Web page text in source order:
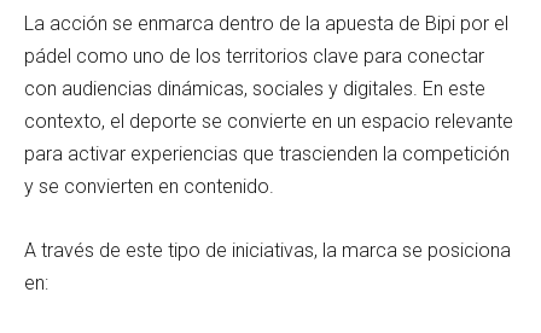
La acción se enmarca dentro de la apuesta de Bipi por el
pádel como uno de los territorios clave para conectar
con audiencias dinámicas, sociales y digitales. En este
contexto, el deporte se convierte en un espacio relevante
para activar experiencias que trascienden la competición
y se convierten en contenido.
A través de este tipo de iniciativas, la marca se posiciona
en: